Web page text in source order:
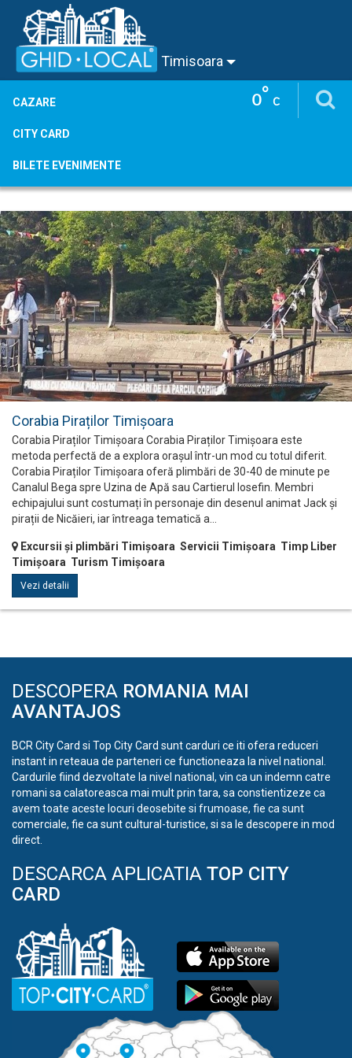
Timisoara
0° C
CAZARE
CITY CARD
BILETE EVENIMENTE
Corabia Piraților Timișoara
Corabia Piraților Timișoara Corabia Piraților Timișoara este
metoda perfectă de a explora orașul într-un mod cu totul diferit.
Corabia Piraților Timișoara oferă plimbări de 30-40 de minute pe
Canalul Bega spre Uzina de Apă sau Cartierul Iosefin. Membri
echipajului sunt costumați în personaje din desenul animat Jack și
pirații de Nicăieri, iar întreaga tematică a…
Excursii și plimbări Timișoara Servicii Timișoara Timp Liber
Timișoara Turism Timișoara
Vezi detalii
DESCOPERA ROMANIA MAI
AVANTAJOS
BCR City Card si Top City Card sunt carduri ce iti ofera reduceri
instant in reteaua de parteneri ce functioneaza la nivel national.
Cardurile fiind dezvoltate la nivel national, vin ca un indemn catre
romani sa calatoreasca mai mult prin tara, sa constientizeze ca
avem toate aceste locuri deosebite si frumoase, fie ca sunt
comerciale, fie ca sunt cultural-turistice, si sa le descopere in mod
direct.
DESCARCA APLICATIA TOP CITY
CARD